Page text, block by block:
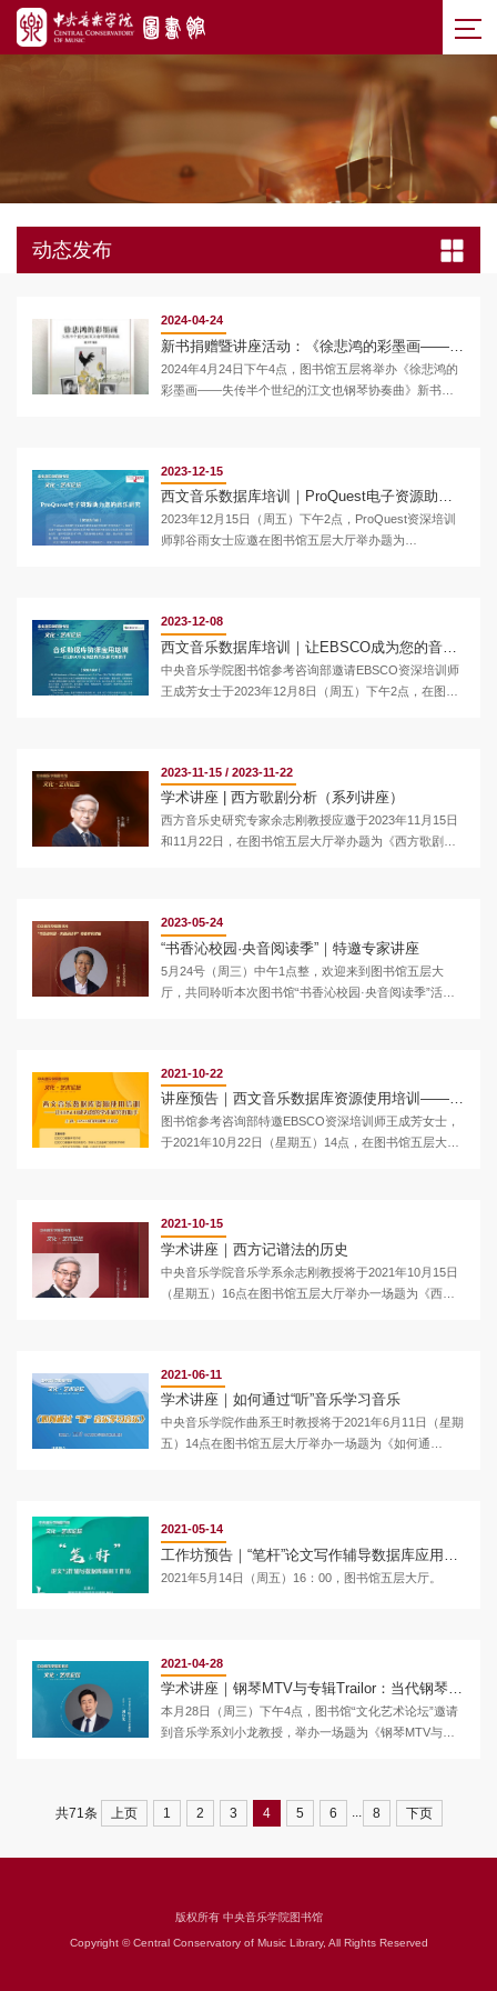
动态发布
2024-04-24
新书捐赠暨讲座活动：《徐悲鸿的彩墨画——失传半个世纪的江文也钢琴协奏曲》
2024年4月24日下午4点，图书馆五层将举办《徐悲鸿的
彩墨画——失传半个世纪的江文也钢琴协奏曲》新书捐
事。这首作品是江文也根据徐悲鸿的国画《风雨鸡鸣》
和《壮烈之回忆》创作的，江文也和徐悲鸿以他们敏锐
的观察来捕捉在他们艺术中雄鸡瞬间的表情和动作。江
文也这首作品...
2023-12-15
西文音乐数据库培训｜ProQuest电子资源助力您的音乐研究
2023年12月15日（周五）下午2点，ProQuest资深培训
师郭谷雨女士应邀在图书馆五层大厅举办题为
2023-12-08
西文音乐数据库培训｜让EBSCO成为您的音乐研究好助手
中央音乐学院图书馆参考咨询部邀请EBSCO资深培训师
王成芳女士于2023年12月8日（周五）下午2点，在图书
2023-11-15 / 2023-11-22
学术讲座 | 西方歌剧分析（系列讲座）
西方音乐史研究专家余志刚教授应邀于2023年11月15日
和11月22日，在图书馆五层大厅举办题为《西方歌剧分
2023-05-24
“书香沁校园·央音阅读季”｜特邀专家讲座
5月24号（周三）中午1点整，欢迎来到图书馆五层大
厅，共同聆听本次图书馆“书香沁校园·央音阅读季”活动
2021-10-22
讲座预告｜西文音乐数据库资源使用培训——让EBSCO成为您的学术研究好助手
图书馆参考咨询部特邀EBSCO资深培训师王成芳女士，
于2021年10月22日（星期五）14点，在图书馆五层大厅
2021-10-15
学术讲座｜西方记谱法的历史
中央音乐学院音乐学系余志刚教授将于2021年10月15日
（星期五）16点在图书馆五层大厅举办一场题为《西方
2021-06-11
学术讲座｜如何通过“听”音乐学习音乐
​中央音乐学院作曲系王时教授将于2021年6月11日（星期
五）14点在图书馆五层大厅举办一场题为《如何通
对音乐学习的影响等问题。讲座现场将展示、介绍（音
乐）音源载体硬件设施及其特点，还有为爱乐者答疑解
惑的环节，让你的音乐听觉之旅的专业化级别大为提
2021-05-14
2021年5月14日（周五）16：00，图书馆五层大厅。
2021-04-28
学术讲座｜钢琴MTV与专辑Trailor：当代钢琴家的形象塑造与表演传播
本月28日（周三）下午4点，图书馆“文化艺术论坛”邀请
到音乐学系刘小龙教授，举办一场题为《钢琴MTV与专
演及理论研究的师生们前来观摩、探讨。
共71条 上页 1 2 3 4 5 6 ... 8 下页
版权所有 中央音乐学院图书馆
Copyright © Central Conservatory of Music Library, All Rights Reserved